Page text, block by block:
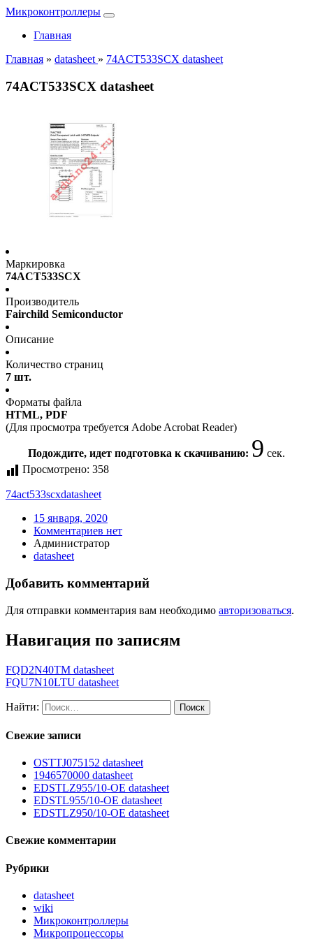
Микроконтроллеры
Главная
Главная » datasheet » 74ACT533SCX datasheet
74ACT533SCX datasheet
Маркировка
74ACT533SCX
Производитель
Fairchild Semiconductor
Описание
Количество страниц
7 шт.
Форматы файла
HTML, PDF
(Для просмотра требуется Adobe Acrobat Reader)
Подождите, идет подготовка к скачиванию: 9 сек.
Просмотрено: 358
74act533scxdatasheet
15 января, 2020
Комментариев нет
Администратор
datasheet
Добавить комментарий
Для отправки комментария вам необходимо авторизоваться.
Навигация по записям
FQD2N40TM datasheet
FQU7N10LTU datasheet
Найти:
Свежие записи
OSTTJ075152 datasheet
1946570000 datasheet
EDSTLZ955/10-OE datasheet
EDSTL955/10-OE datasheet
EDSTLZ950/10-OE datasheet
Свежие комментарии
Рубрики
datasheet
wiki
Микроконтроллеры
Микропроцессоры